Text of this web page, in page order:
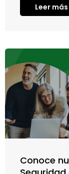
Leer más
Conoce